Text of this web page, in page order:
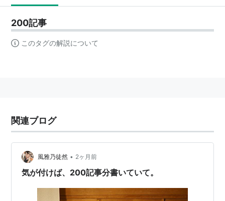
200記事
このタグの解説について
関連ブログ
風雅乃徒然 • 2ヶ月前
気が付けば、200記事分書いていて。